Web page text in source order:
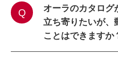
オーラのカタログ
立ち寄りたいが、
ことはできますか